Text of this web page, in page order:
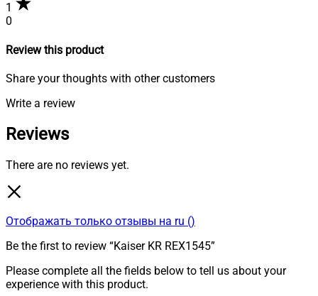
1
0
Review this product
Share your thoughts with other customers
Write a review
Reviews
There are no reviews yet.
Отображать только отзывы на ru ()
Be the first to review “Kaiser KR REX1545”
Please complete all the fields below to tell us about your
experience with this product.